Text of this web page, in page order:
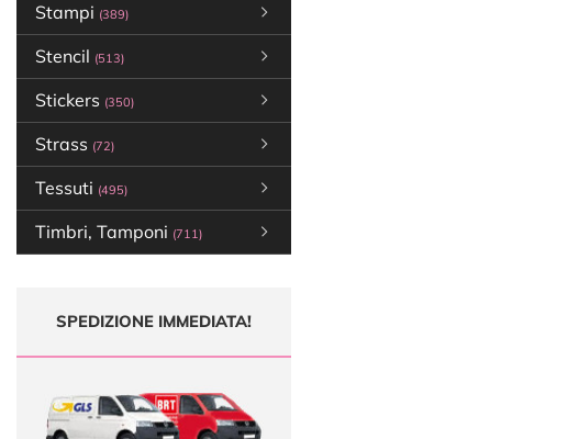
Stampi (389)
Stencil (513)
Stickers (350)
Strass (72)
Tessuti (495)
Timbri, Tamponi (711)
SPEDIZIONE IMMEDIATA!